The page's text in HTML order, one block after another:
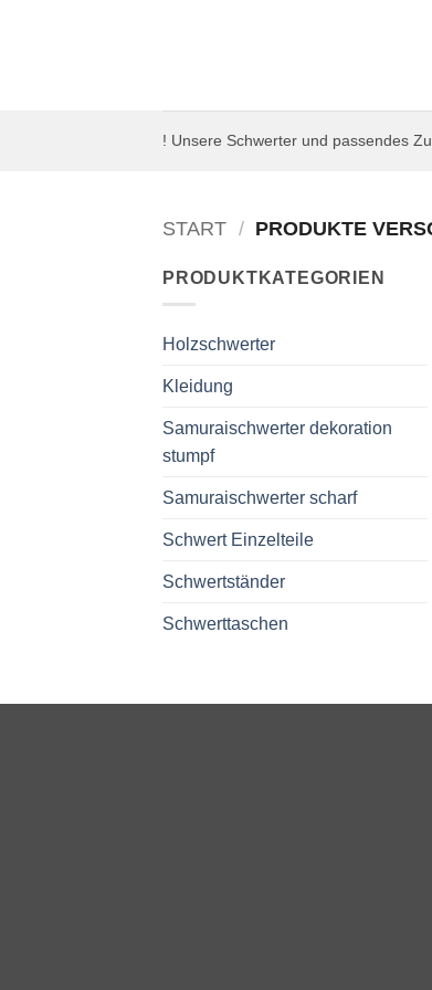
! Unsere Schwerter und passendes
START / PRODUKTE
PRODUKTKATEGORIEN
Holzschwerter
Kleidung
Samuraischwerter dekoration
stumpf
Samuraischwerter scharf
Schwert Einzelteile
Schwertständer
Schwerttaschen